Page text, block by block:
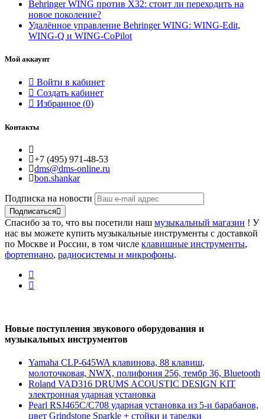
Behringer WING против X32: стоит ли переходить на
новое поколение?
Удалённое управление Behringer WING: WING-Edit,
WING-Q и WING-CoPilot
Мой аккаунт
Войти в кабинет
Создать кабинет
Избранное (0)
Контакты
+7 (495) 971-48-53
dms@dms-online.ru
bon.shankar
Подписка на новости
Подписаться
Спасибо за то, что вы посетили наш музыкальный магазин ! У
нас вы можете купить музыкальные инструменты с доставкой
по Москве и России, в том числе клавишные инструменты,
фортепиано, радиосистемы и микрофоны.
Новые поступления звукового оборудования и
музыкальных инструментов
Yamaha CLP-645WA клавинова, 88 клавиш,
молоточковая, NWX, полифония 256, тембр 36, Bluetooth
Roland VAD316 DRUMS ACOUSTIC DESIGN KIT
электронная ударная установка
Pearl RSJ465C/C708 ударная установка из 5-и барабанов,
цвет Grindstone Sparkle + стойки и тарелки